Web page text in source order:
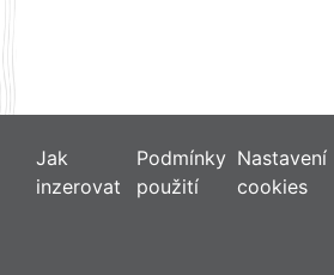
Jak
inzerovat
Podmínky
použití
Nastavení
cookies